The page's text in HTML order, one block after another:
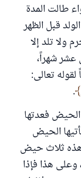
طالت المدة
قبل الظهر
ولا تلد إلا
شهراً،
تعالى:
.
فعدتها
الحيض
هذه ثلاث حيض
هذا فإذا